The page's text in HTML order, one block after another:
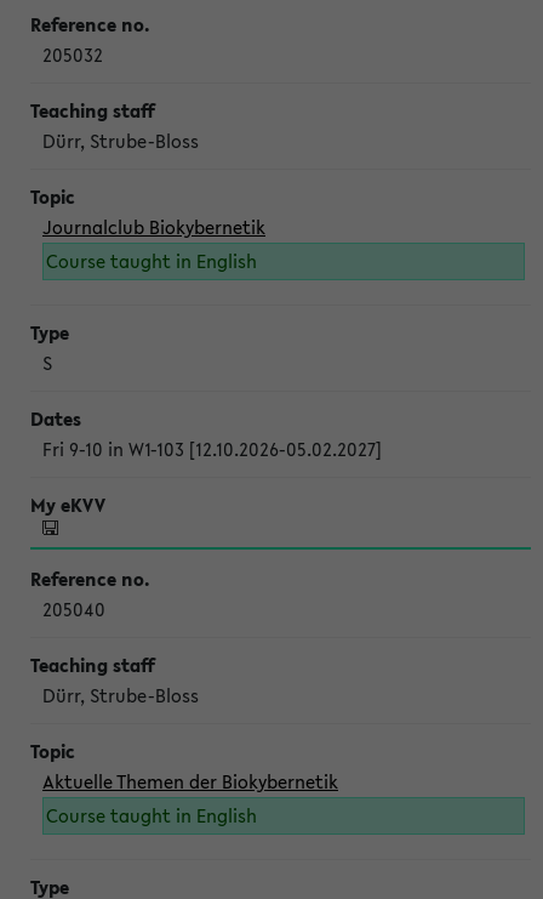
205032
Dürr, Strube-Bloss
Journalclub Biokybernetik
Course taught in English
S
Fri 9-10 in W1-103 [12.10.2026-05.02.2027]
205040
Dürr, Strube-Bloss
Aktuelle Themen der Biokybernetik
Course taught in English